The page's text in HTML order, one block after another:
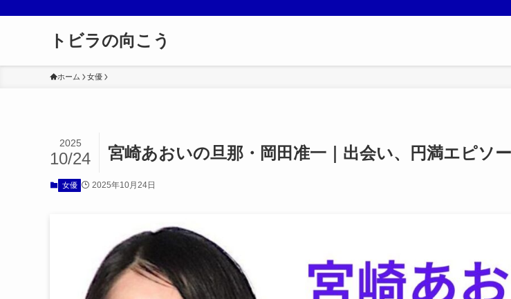
トビラの向こう
ホーム 女優
宮崎あおいの旦那・岡田准一｜出会い、円満エピソ
2025
10/24
女優 2025年10月24日